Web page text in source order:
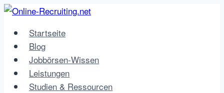
Zum
springenStartseite
Blog
Jobbörsen-Wissen
Leistungen
Studien & Ressourcen